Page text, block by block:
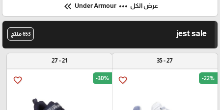
عرض الكل more_horiz
keyboard_double_arrow_left
jest sale 653 منتج
27 - 35
favorite_border -22%
21 - 27
favorite_border -30%